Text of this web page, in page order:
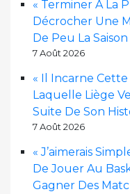
« Terminer À La
Décrocher Une
De Peu La
7 Août 2026
« Il Incarne
Laquelle Liège
Suite De Son
7 Août 2026
« J’aimerais
De Jouer Au
Gagner Des